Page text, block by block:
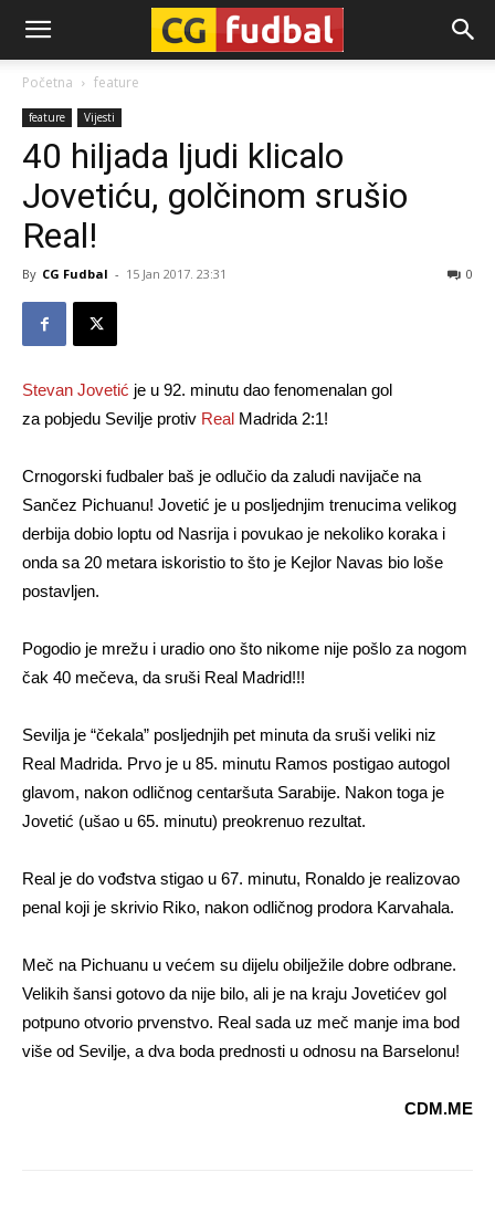
CG-
Fudbal
Početna feature
feature Vijesti
40 hiljada ljudi klicalo
Jovetiću, golčinom srušio
Real!
By CG Fudbal - 15 Jan 2017. 23:31 0
Stevan Jovetić je u 92. minutu dao fenomenalan gol
za pobjedu Sevilje protiv Real Madrida 2:1!
Crnogorski fudbaler baš je odlučio da zaludi navijače na
Sančez Pichuanu! Jovetić je u posljednjim trenucima velikog
derbija dobio loptu od Nasrija i povukao je nekoliko koraka i
onda sa 20 metara iskoristio to što je Kejlor Navas bio loše
postavljen.
Pogodio je mrežu i uradio ono što nikome nije pošlo za nogom
čak 40 mečeva, da sruši Real Madrid!!!
Sevilja je “čekala” posljednjih pet minuta da sruši veliki niz
Real Madrida. Prvo je u 85. minutu Ramos postigao autogol
glavom, nakon odličnog centaršuta Sarabije. Nakon toga je
Jovetić (ušao u 65. minutu) preokrenuo rezultat.
Real je do vođstva stigao u 67. minutu, Ronaldo je realizovao
penal koji je skrivio Riko, nakon odličnog prodora Karvahala.
Meč na Pichuanu u većem su dijelu obilježile dobre odbrane.
Velikih šansi gotovo da nije bilo, ali je na kraju Jovetićev gol
potpuno otvorio prvenstvo. Real sada uz meč manje ima bod
više od Sevilje, a dva boda prednosti u odnosu na Barselonu!
CDM.ME